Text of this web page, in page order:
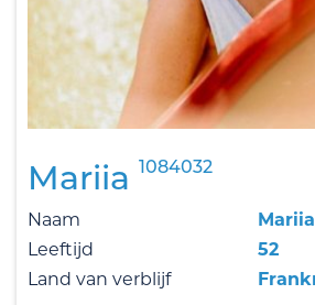
Mariia 1084032
Naam
Mariia
Leeftijd
52
Land van verblijf